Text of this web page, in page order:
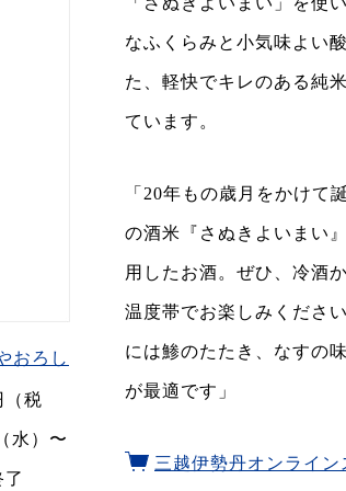
おろし
（税
水）〜
なふくらみと小気味よい
た、軽快でキレのある純
ています。
「20年もの歳月をかけて
の酒米『さぬきよいまい
用したお酒。ぜひ、冷酒
温度帯でお楽しみくださ
には鯵のたたき、なすの
が最適です」
三越伊勢丹オンライン